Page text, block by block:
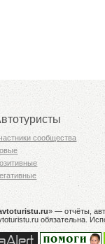
сообщества
» — отчёты,
обязательна.